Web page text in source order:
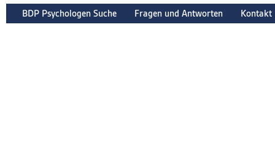
BDP Psychologen Suche Fragen und Antworten Kontakt